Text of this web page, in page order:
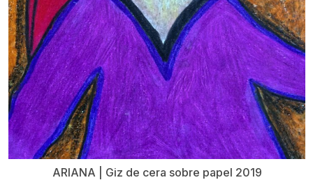
ARIANA | Giz de cera sobre papel 2019